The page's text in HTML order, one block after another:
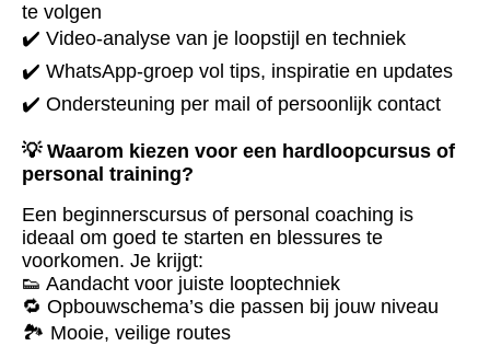
te volgen
✔️ Video-analyse van je loopstijl en techniek
✔️ WhatsApp-groep vol tips, inspiratie en updates
✔️ Ondersteuning per mail of persoonlijk contact
💡 Waarom kiezen voor een hardloopcursus of
personal training?
Een beginnerscursus of personal coaching is
ideaal om goed te starten en blessures te
voorkomen. Je krijgt:
👟 Aandacht voor juiste looptechniek
🔁 Opbouwschema’s die passen bij jouw niveau
🏞️ Mooie, veilige routes